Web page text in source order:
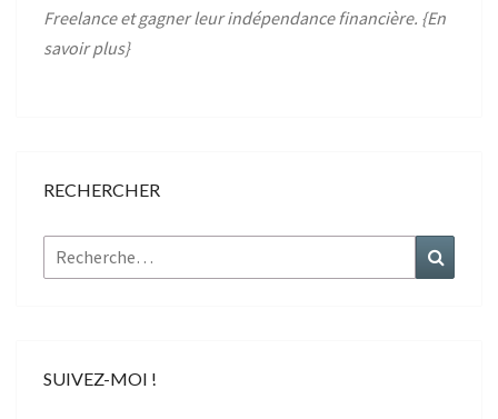
Freelance et gagner leur indépendance financière. {En
savoir plus}
RECHERCHER
Rechercher :
SUIVEZ-MOI !